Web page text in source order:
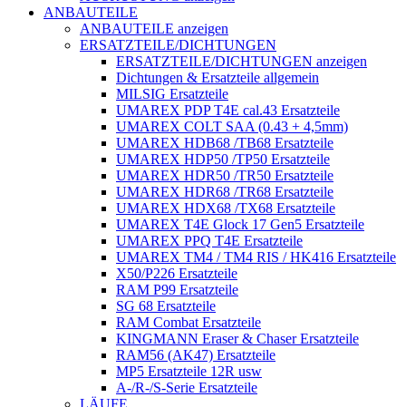
ANBAUTEILE
ANBAUTEILE anzeigen
ERSATZTEILE/DICHTUNGEN
ERSATZTEILE/DICHTUNGEN anzeigen
Dichtungen & Ersatzteile allgemein
MILSIG Ersatzteile
UMAREX PDP T4E cal.43 Ersatzteile
UMAREX COLT SAA (0.43 + 4,5mm)
UMAREX HDB68 /TB68 Ersatzteile
UMAREX HDP50 /TP50 Ersatzteile
UMAREX HDR50 /TR50 Ersatzteile
UMAREX HDR68 /TR68 Ersatzteile
UMAREX HDX68 /TX68 Ersatzteile
UMAREX T4E Glock 17 Gen5 Ersatzteile
UMAREX PPQ T4E Ersatzteile
UMAREX TM4 / TM4 RIS / HK416 Ersatzteile
X50/P226 Ersatzteile
RAM P99 Ersatzteile
SG 68 Ersatzteile
RAM Combat Ersatzteile
KINGMANN Eraser & Chaser Ersatzteile
RAM56 (AK47) Ersatzteile
MP5 Ersatzteile 12R usw
A-/R-/S-Serie Ersatzteile
LÄUFE